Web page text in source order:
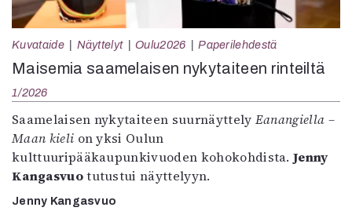
Kuvataide Näyttelyt Oulu2026 Paperilehdestä
Maisemia saamelaisen nykytaiteen rinteiltä
1/2026
Saamelaisen nykytaiteen suurnäyttely Eanangiella –
Maan kieli on yksi Oulun
kulttuuripääkaupunkivuoden kohokohdista.Jenny
Kangasvuotutustui näyttelyyn.
Jenny Kangasvuo